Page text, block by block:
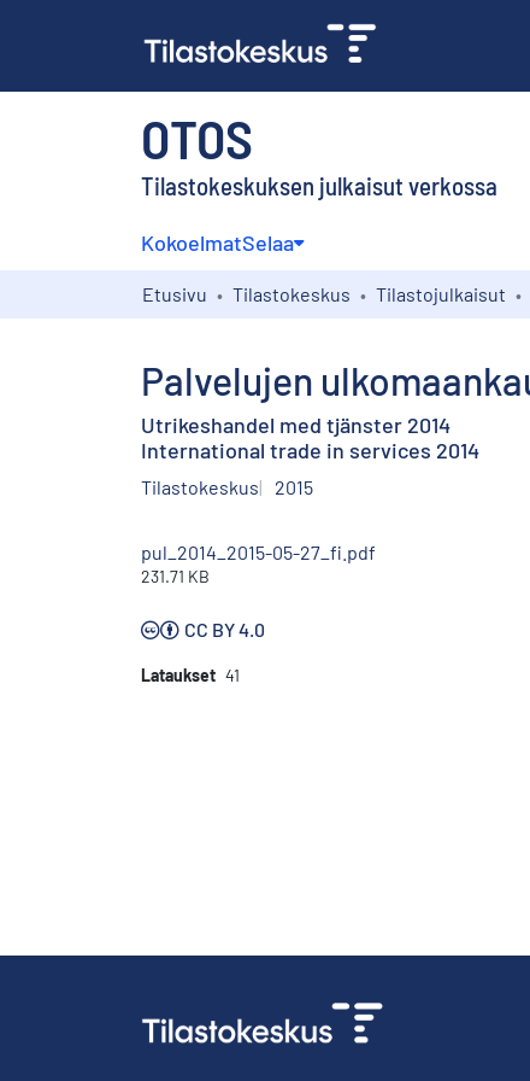
OTOS
Tilastokeskuksen julkaisut verkossa
KokoelmatSelaa
Etusivu Tilastokeskus Tilastojulkaisut
Palvelujen
Utrikeshandel med tjänster 2014
International trade in services 2014
Tilastokeskus 2015
pul_2014_2015-05-27_fi.pdf
231.71 KB
CC BY 4.0
Lataukset 41